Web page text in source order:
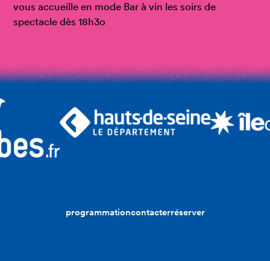
vous accueille en mode Bar à vin les soirs de
spectacle dès 18h3o
programmationcontacterréserver